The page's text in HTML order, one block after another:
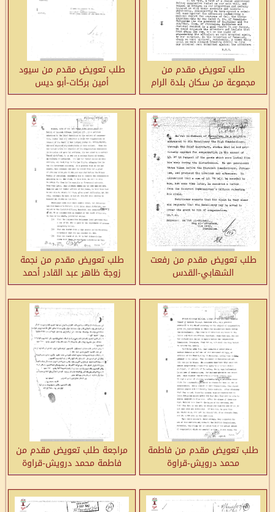
طلب تعويض مقدم من
مجموعة من سكان بلدة الرام
نتيجة الدمار الذي الحقته بعض
العصابات الصهيونية في
ممتلكاتهم
طلب تعويض مقدم من سيود
أمين بركات-أبو ديس
طلب تعويض مقدم من رفعت
الشهابي-القدس
طلب تعويض مقدم من نجمة
زوجة ظاهر عبد القادر أحمد
المالوخ-قراوة بني زيد
طلب تعويض مقدم من فاطمة
محمد درويش-قراوة
مراجعة طلب تعويض مقدم من
فاطمة محمد درويش-قراوة
بني زيد